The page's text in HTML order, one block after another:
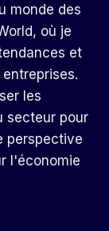
monde des
où je
et
les
secteur pour
perspective
l'économie